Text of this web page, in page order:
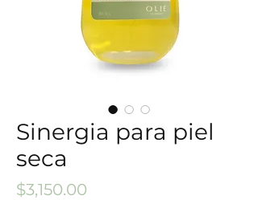
Sinergia para piel
seca
$3,150.00